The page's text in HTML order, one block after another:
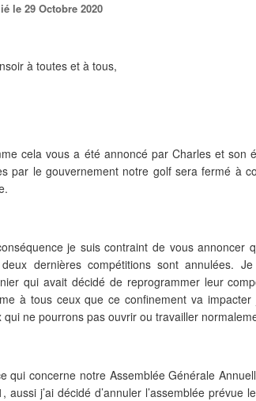
le 29 Octobre 2020
à toutes et à tous,
cela vous a été annoncé par Charles et son
par le gouvernement notre golf sera fermé à
je suis contraint de vous annoncer
dernières compétitions sont annulées.
qui avait décidé de reprogrammer leur
à tous ceux que ce confinement va
qui ne pourrons pas ouvrir ou travailler
qui concerne notre Assemblée Générale
aussi j’ai décidé d’annuler l’assemblée